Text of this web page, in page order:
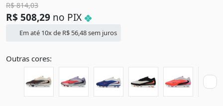
R$814,03
R$ 508,29 no PIX
Em até 10x de R$ 56,48sem juros
Outras cores: